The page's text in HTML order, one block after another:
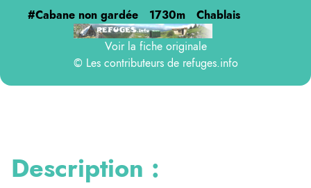
#Cabane non gardée 1730m
Chablais
Voir la fiche originale
© Les contributeurs de refuges.info
Description :